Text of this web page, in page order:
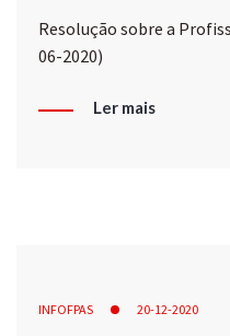
Resolução sobre a
06-2020)
Ler mais
INFOFPAS 20-12-2020